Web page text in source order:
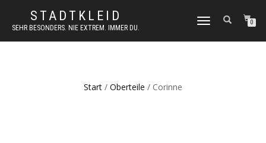
STADTKLEID
SEHR BESONDERS. NIE EXTREM. IMMER DU.
NAVIGATION
0
Start / Oberteile / Corinne